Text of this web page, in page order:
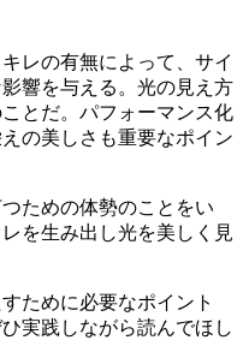
レの有無によって、サイ
響を与える。光の見え方
とだ。パフォーマンス化
の美しさも重要なポイン
ための体勢のことをい
を生み出し光を美しく見
ために必要なポイント
実践しながら読んでほし